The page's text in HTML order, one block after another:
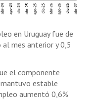
en Uruguay fue de
al mes anterior y 0,5
el componente
estable
aumentó 0,6%